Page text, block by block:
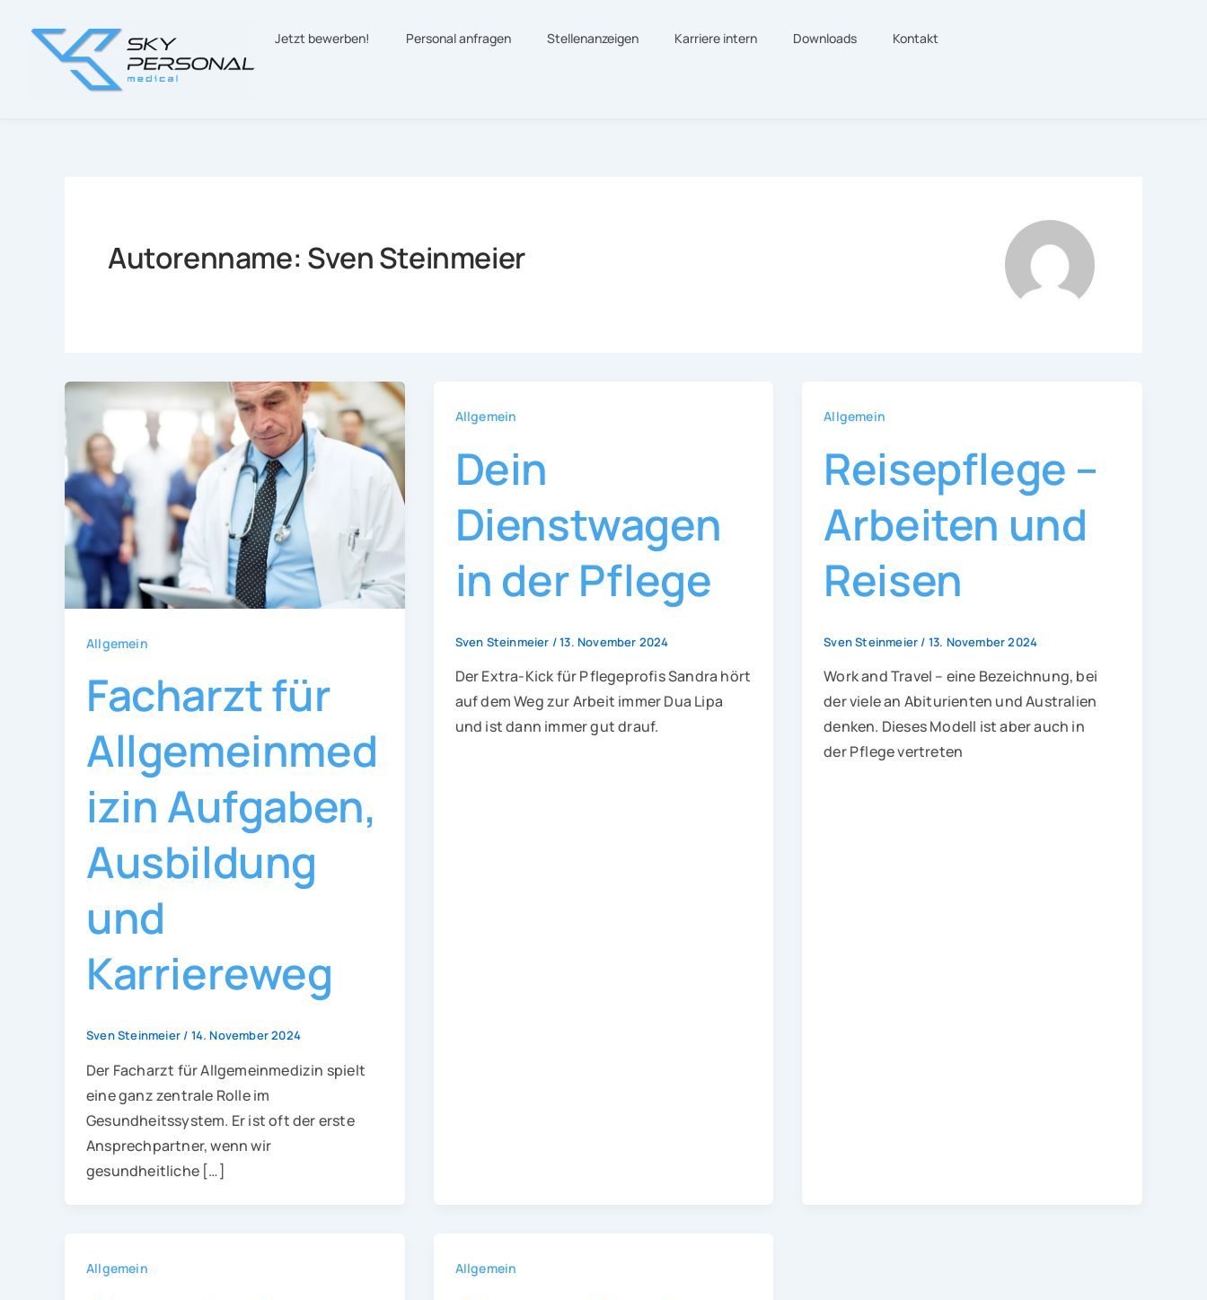
Inhalt
springen
Jetzt bewerben! Personal anfragen Stellenanzeigen Karriere intern Downloads Kontakt
Autorenname: Sven Steinmeier
Allgemein
Facharzt für
Allgemeinmed
izin Aufgaben,
Ausbildung
und
Karriereweg
Sven Steinmeier / 14. November 2024
Der Facharzt für Allgemeinmedizin spielt
eine ganz zentrale Rolle im
Gesundheitssystem. Er ist oft der erste
Ansprechpartner, wenn wir
gesundheitliche […]
Allgemein
Dein
Dienstwagen
in der Pflege
Sven Steinmeier /13. November 2024
Der Extra-Kick für Pflegeprofis Sandra hört
auf dem Weg zur Arbeit immer Dua Lipa
und ist dann immer gut drauf.
Allgemein
Reisepflege –
Arbeiten und
Reisen
Sven Steinmeier / 13. November 2024
Work and Travel – eine Bezeichnung, bei
der viele an Abiturienten und Australien
denken. Dieses Modell ist aber auch in
der Pflege vertreten
Allgemein Allgemein